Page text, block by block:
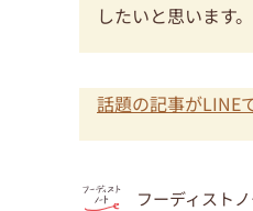
したいと思います。
話題の記事がLINE
フーディスト